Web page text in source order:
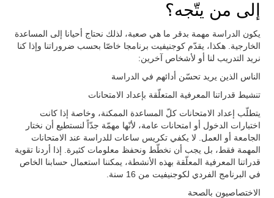
إلى من يتّجه؟
يكون الدراسة مهمة بدقر ما هي صعبة، لذلك نحتاج أحيانا إلى المساعدة
الخارجية. هكذا، يقدّم كوجنيفيت برنامجا خاصّا بحسب ضروراتنا وإذا كنا
نريد التدريب لنا أو لأشخاص آخرين:
الناس الذين يريد تحسّن أدائهم في الدراسة
تنشيط قدراتنا المعرفية المتعلّقة بإعداد الامتحانات
يتطلّب إعداد الامتحانات كلّ المساعدة الممكنة، وخاصة إذا كانت
اختبارات الدخول أو امتحانات عامة، لأنّها مهمّة جدّاً لنستطيع أن نختار
الجامعة أو العمل. لا يكفي تكريس ساعات للدراسة عند الامتحانات
المهمة فقط، بل يجب أن نخطّط ونحفظ معلومات كثيرة. إذا أردنا تقوية
قدراتنا المعرفية المعلّقة بهذه الأنشطة، يمكننا استعمال حسابنا الخاص
في البرنامج الفردي لكوجنيفيت من 16 سنة.
الاختصاصيون بالصحة